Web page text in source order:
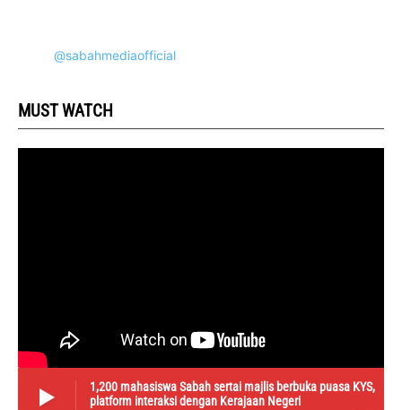
@sabahmediaofficial
MUST WATCH
1,200 mahasiswa Sabah sertai majlis berbuka puasa KYS,
platform interaksi dengan Kerajaan Negeri